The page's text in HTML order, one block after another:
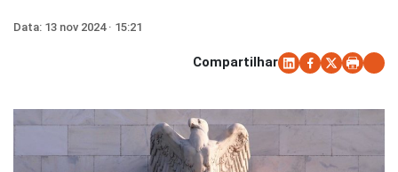
Data: 13 nov 2024 · 15:21
Compartilhar